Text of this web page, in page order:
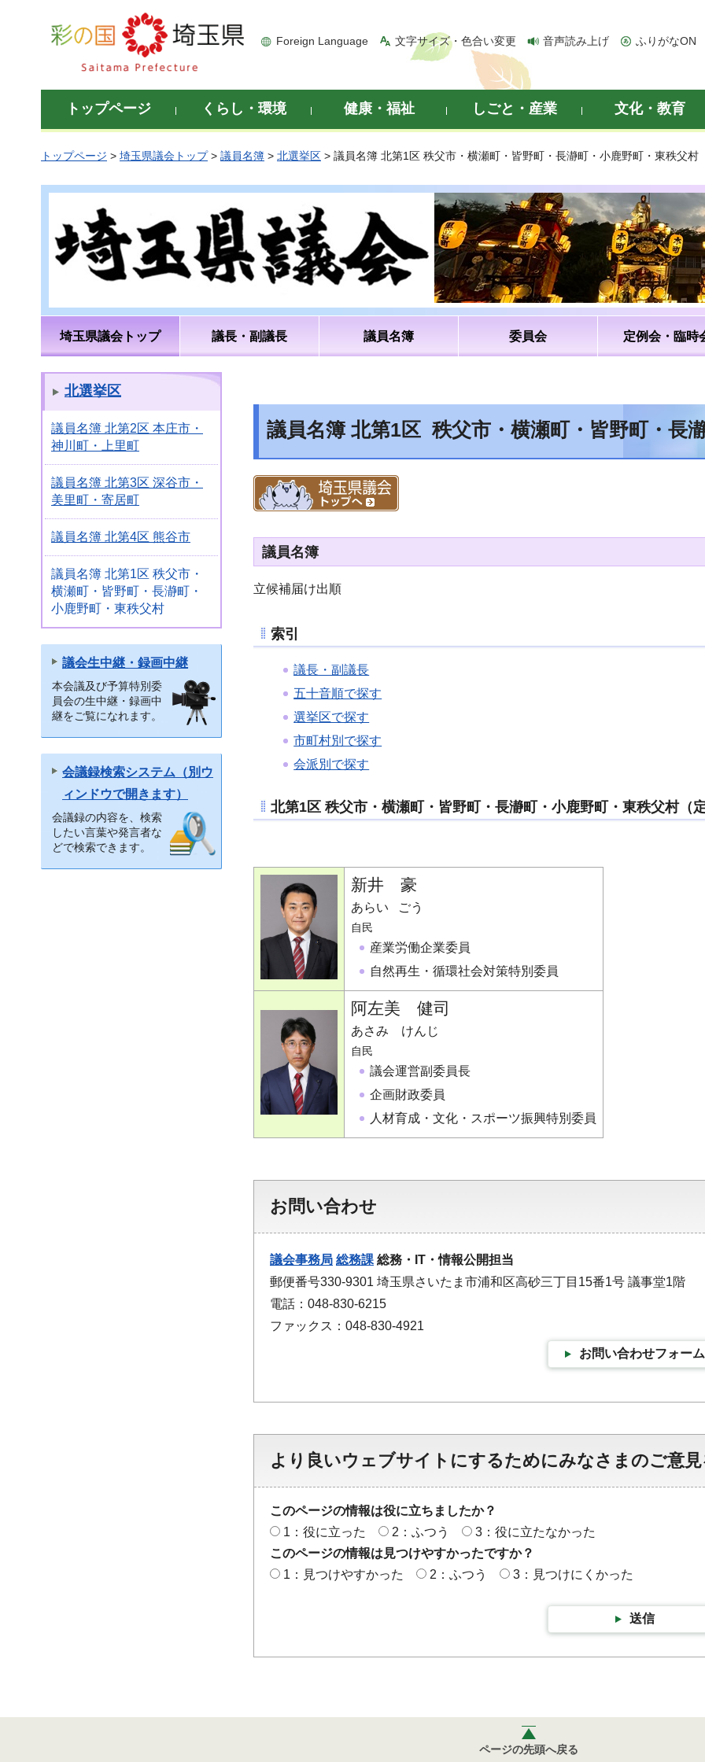
彩の国 埼玉県
Foreign Language 文字サイズ・色合い変更 音声読み上げ ふりがなON
トップページ くらし・環境 健康・福祉 しごと・産業 文化・教育
トップページ > 埼玉県議会トップ> 議員名簿 > 北選挙区 > 議員名簿 北第1区 秩父市・横瀬町・皆野町・長瀞町・小鹿野町・東秩父村
埼玉県議会トップ 議長・副議長 議員名簿 委員会 定例会・臨時
北選挙区
議員名簿 北第2区 本庄市・
神川町・上里町
議員名簿 北第3区 深谷市・
美里町・寄居町
議員名簿 北第4区 熊谷市
議員名簿 北第1区 秩父市・
横瀬町・皆野町・長瀞町・
小鹿野町・東秩父村
議会生中継・録画中継
本会議及び予算特別委
員会の生中継・録画中
継をご覧になれます。
会議録検索システム（別ウ
ィンドウで開きます）
会議録の内容を、検索
したい言葉や発言者な
どで検索できます。
議員名簿 北第1区 秩父市・横瀬町・皆野町・長
議員名簿
立候補届け出順
索引
議長・副議長
五十音順で探す
選挙区で探す
市町村別で探す
会派別で探す
北第1区 秩父市・横瀬町・皆野町・長瀞町・小鹿野町・東秩父村（
新井 豪
あらい ごう
自民
産業労働企業委員
自然再生・循環社会対策特別委員
阿左美 健司
あさみ けんじ
自民
議会運営副委員長
企画財政委員
人材育成・文化・スポーツ振興特別委員
お問い合わせ
議会事務局 総務課 総務・IT・情報公開担当
郵便番号330-9301 埼玉県さいたま市浦和区高砂三丁目15番1号 議事堂1階
電話：048-830-6215
ファックス：048-830-4921
お問い合わせフォーム
より良いウェブサイトにするためにみなさまのご意
このページの情報は役に立ちましたか？
1：役に立った
2：ふつう
3：役に立たなかった
このページの情報は見つけやすかったですか？
1：見つけやすかった
2：ふつう 3：見つけにくかった
送信
ページの先頭へ戻る